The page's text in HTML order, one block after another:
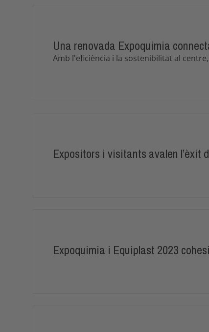
Una renovada Expoquimia
Amb l'eficiència i la sostenibilitat al
Expositors i visitants avalen l’èxit
Expoquimia i Equiplast 2023